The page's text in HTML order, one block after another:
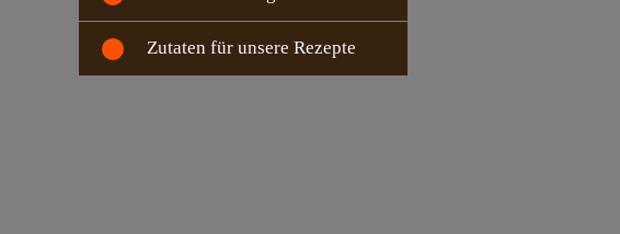
Zutaten für unsere Rezepte